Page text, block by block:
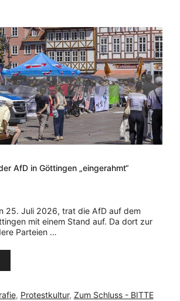
AfD in Göttingen „eingerahmt“
25. Juli 2026, trat die AfD auf dem
mit einem Stand auf. Da dort zur
Parteien …
, Protestkultur, Zum Schluss - BITTE